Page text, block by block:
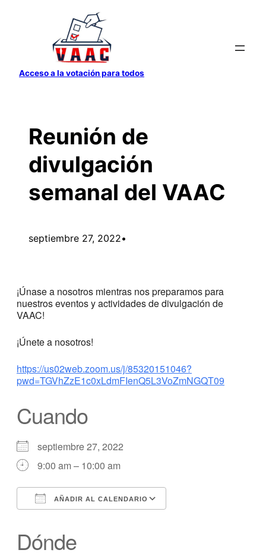
contenido
Acceso a la votación para todos
Reunión de
divulgación
semanal del VAAC
septiembre 27, 2022•
¡Únase a nosotros mientras nos preparamos para
nuestros eventos y actividades de divulgación de
VAAC!
¡Únete a nosotros!
https://us02web.zoom.us/j/85320151046?
pwd=TGVhZzE1c0xLdmFIenQ5L3VoZmNGQT09
Cuando
septiembre 27, 2022
9:00 am – 10:00 am
AÑADIR AL CALENDARIO
Dónde